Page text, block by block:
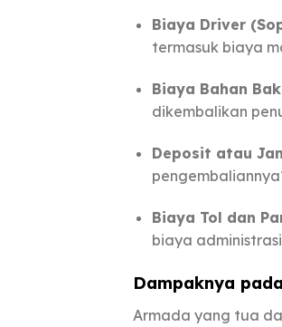
Biaya Driver
termasuk biaya
Biaya Bahan
dikembalikan
Deposit atau
Biaya Tol dan
biaya
Dampaknya
Armada yang tua